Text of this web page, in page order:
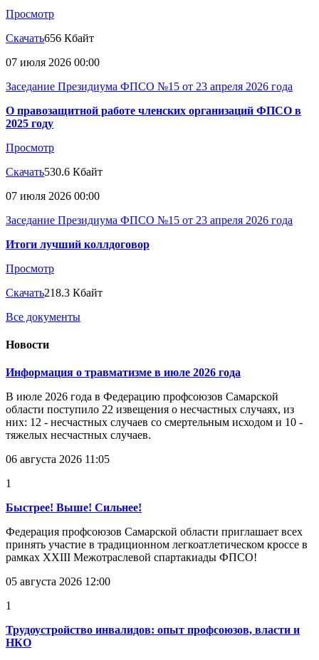
Просмотр
Скачать656 Кбайт
07 июля 2026 00:00
Заседание Президиума ФПСО №15 от 23 апреля 2026 года
О правозащитной работе членских организаций ФПСО в
2025 году
Просмотр
Скачать530.6 Кбайт
07 июля 2026 00:00
Заседание Президиума ФПСО №15 от 23 апреля 2026 года
Итоги лучший коллдоговор
Просмотр
Скачать218.3 Кбайт
Все документы
Новости
Информация о травматизме в июле 2026 года
В июле 2026 года в Федерацию профсоюзов Самарской
области поступило 22 извещения о несчастных случаях, из
них: 12 - несчастных случаев со смертельным исходом и 10 -
тяжелых несчастных случаев.
06 августа 2026 11:05
1
Быстрее! Выше! Сильнее!
Федерация профсоюзов Самарской области приглашает всех
принять участие в традиционном легкоатлетическом кроссе в
рамках XXIII Межотраслевой спартакиады ФПСО!
05 августа 2026 12:00
1
Трудоустройство инвалидов: опыт профсоюзов, власти и
НКО